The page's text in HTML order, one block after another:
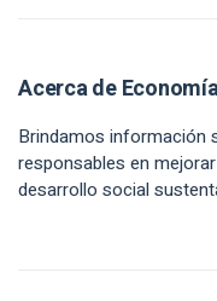
Acerca de
Brindamos información
responsables en
desarrollo social